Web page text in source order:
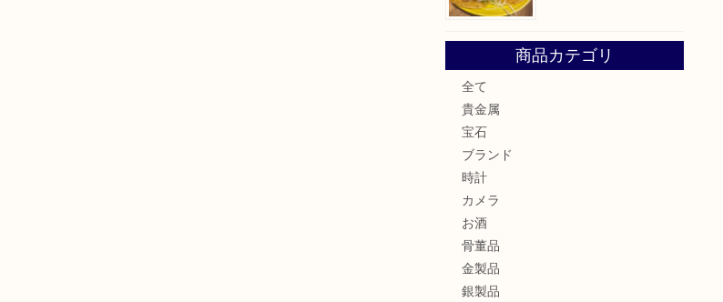
商品カテゴリ
全て
貴金属
宝石
ブランド
時計
カメラ
お酒
骨董品
金製品
銀製品